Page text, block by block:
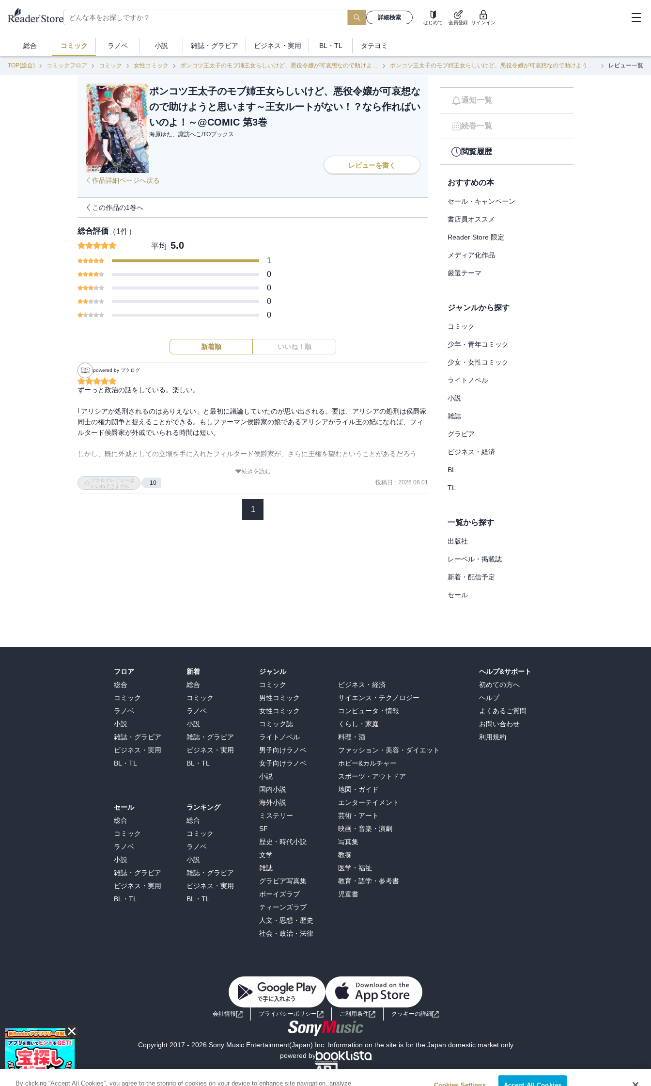
詳細検索
はじめて 会員登録 サインイン
総合 コミック ラノベ 小説 雑誌・ グラビア ビジネス ・実用 BL・TL タテヨミ
TOP(総合) コミックフロア コミック 女性コミック ポンコツ王太子のモブ姉王女らしいけど、悪役令嬢が可哀想なので助けようと思います～王女ルートがない！？なら作ればいいのよ！～@COMIC ポンコツ王太子のモブ姉王女らしいけど、悪役令嬢が可哀想なので助けようと思います～王女ルートがない！？なら作ればいいのよ！～@COMIC 第3巻 レビュー一覧
ポンコツ王太子のモブ姉王女らしいけど、悪役令嬢が可哀想な
ので助けようと思います～王女ルートがない！？なら作ればい
いのよ！～@COMIC 第3巻
海原ゆた、諏訪ぺこ/TOブックス
レビューを書く
作品詳細ページへ戻る
この作品の1巻へ
総合評価 （1件）
平均 5.0
1
0
0
0
0
新着順 いいね！順
powered by ブクログ
ずーっと政治の話をしている。楽しい。
｢アリシアが処刑されるのはありえない」と最初に議論していたのが思い出される。要は、アリシアの処刑は侯爵家
同士の権力闘争と捉えることができる。もしファーマン侯爵家の娘であるアリシアがライル王の妃になれば、フィ
ルタード侯爵家が外戚でいられる時間は短い。
しかし、既に外戚としての立場を手に入れたフィルタード侯爵家が、さらに王権を望むということがあるだろう
政を壟断する？  または貴族弱体化の法案を止める？  ライルをポンコツにして傀儡化する？  フィルタード家にその
動機は弱いように感じる。正史ではライルは孤独だが優秀な王子になったそうだし。
ついでに、フィルタード侯爵家は、なぜ外戚の立場でありながらライルの婚約者を送り込むことができなかったの
続きを読む
ブクログレビューは
いいねできません
10 投稿日 : 2026.06.01
1
通知一覧
続巻一覧
閲覧履歴
おすすめの本
セール・キャンペーン
書店員オススメ
Reader Store 限定
メディア化作品
厳選テーマ
ジャンルから探す
コミック
少年・青年コミック
少女・女性コミック
ライトノベル
小説
雑誌
グラビア
ビジネス・経済
BL
TL
一覧から探す
出版社
レーベル・掲載誌
新着・配信予定
セール
フロア
総合
コミック
ラノベ
小説
雑誌・グラビア
ビジネス・実用
BL・TL
セール
総合
コミック
ラノベ
小説
雑誌・グラビア
ビジネス・実用
BL・TL
新着
総合
コミック
ラノベ
小説
雑誌・グラビア
ビジネス・実用
BL・TL
ランキング
総合
コミック
ラノベ
小説
雑誌・グラビア
ビジネス・実用
BL・TL
ジャンル
コミック
男性コミック
女性コミック
コミック誌
ライトノベル
男子向けラノベ
女子向けラノベ
小説
国内小説
海外小説
ミステリー
SF
歴史・時代小説
文学
雑誌
グラビア写真集
ボーイズラブ
ティーンズラブ
人文・思想・歴史
社会・政治・法律
ビジネス・経済
サイエンス・テクノロジー
コンピュータ・情報
くらし・家庭
料理・酒
ファッション・美容・ダイエット
ホビー&カルチャー
スポーツ・アウトドア
地図・ガイド
エンターテイメント
芸術・アート
映画・音楽・演劇
写真集
教養
医学・福祉
教育・語学・参考書
児童書
ヘルプ&サポート
初めての方へ
ヘルプ
よくあるご質問
お問い合わせ
利用規約
会社情報 プライバシーポリシー ご利用条件 クッキーの詳細
Copyright 2017 - 2026 Sony Music Entertainment(Japan) Inc. Information on the site is for the Japan domestic market only
powered by
By clicking “Accept All Cookies”, you agree to the storing of cookies on your device to enhance site navigation, analyze